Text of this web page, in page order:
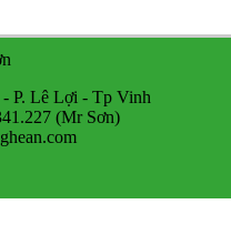
P. Lê Lợi - Tp Vinh
(Mr Sơn)